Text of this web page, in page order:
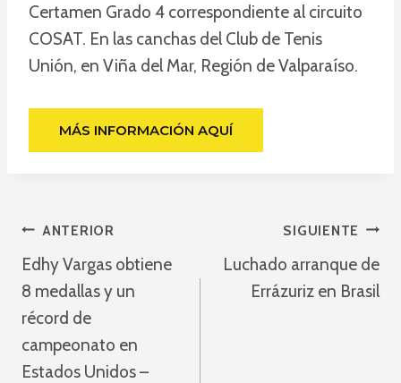
Certamen Grado 4 correspondiente al circuito
COSAT. En las canchas del Club de Tenis
Unión, en Viña del Mar, Región de Valparaíso.
MÁS INFORMACIÓN AQUÍ
Navegación
De
Entradas
ANTERIOR
Edhy Vargas obtiene
8 medallas y un
récord de
campeonato en
Estados Unidos –
SIGUIENTE
Luchado arranque de
Errázuriz en Brasil